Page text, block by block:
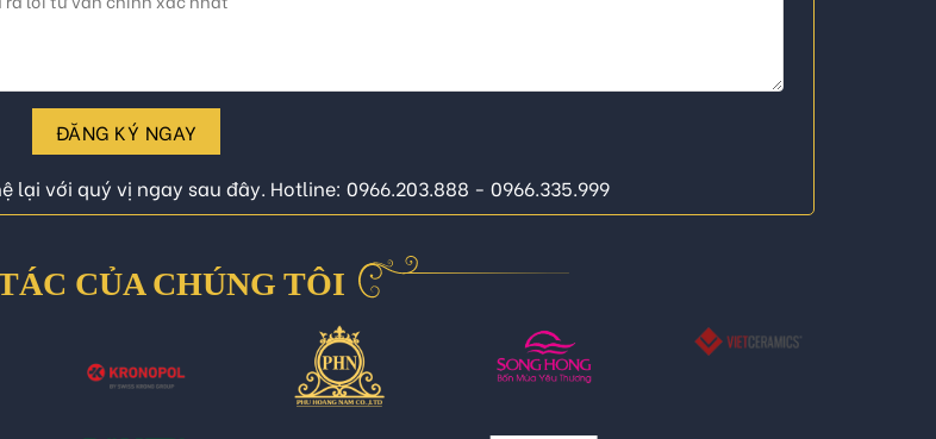
ĐĂNG KÝ NGAY
lại với quý vị ngay sau đây. Hotline: 0966.203.888 - 0966.335.999
CỦA CHÚNG TÔI